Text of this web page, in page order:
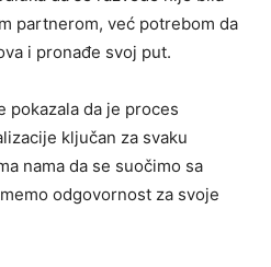
partnerom, već potrebom da
i pronađe svoj put.
pokazala da je proces
ključan za svaku
nama da se suočimo sa
odgovornost za svoje